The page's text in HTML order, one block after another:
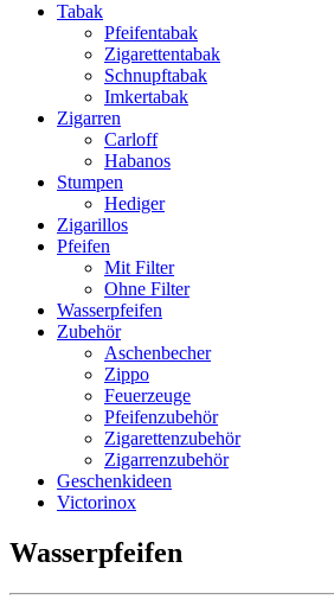
Tabak
Pfeifentabak
Zigarettentabak
Schnupftabak
Imkertabak
Zigarren
Carloff
Habanos
Stumpen
Hediger
Zigarillos
Pfeifen
Mit Filter
Ohne Filter
Wasserpfeifen
Zubehör
Aschenbecher
Zippo
Feuerzeuge
Pfeifenzubehör
Zigarettenzubehör
Zigarrenzubehör
Geschenkideen
Victorinox
Wasserpfeifen